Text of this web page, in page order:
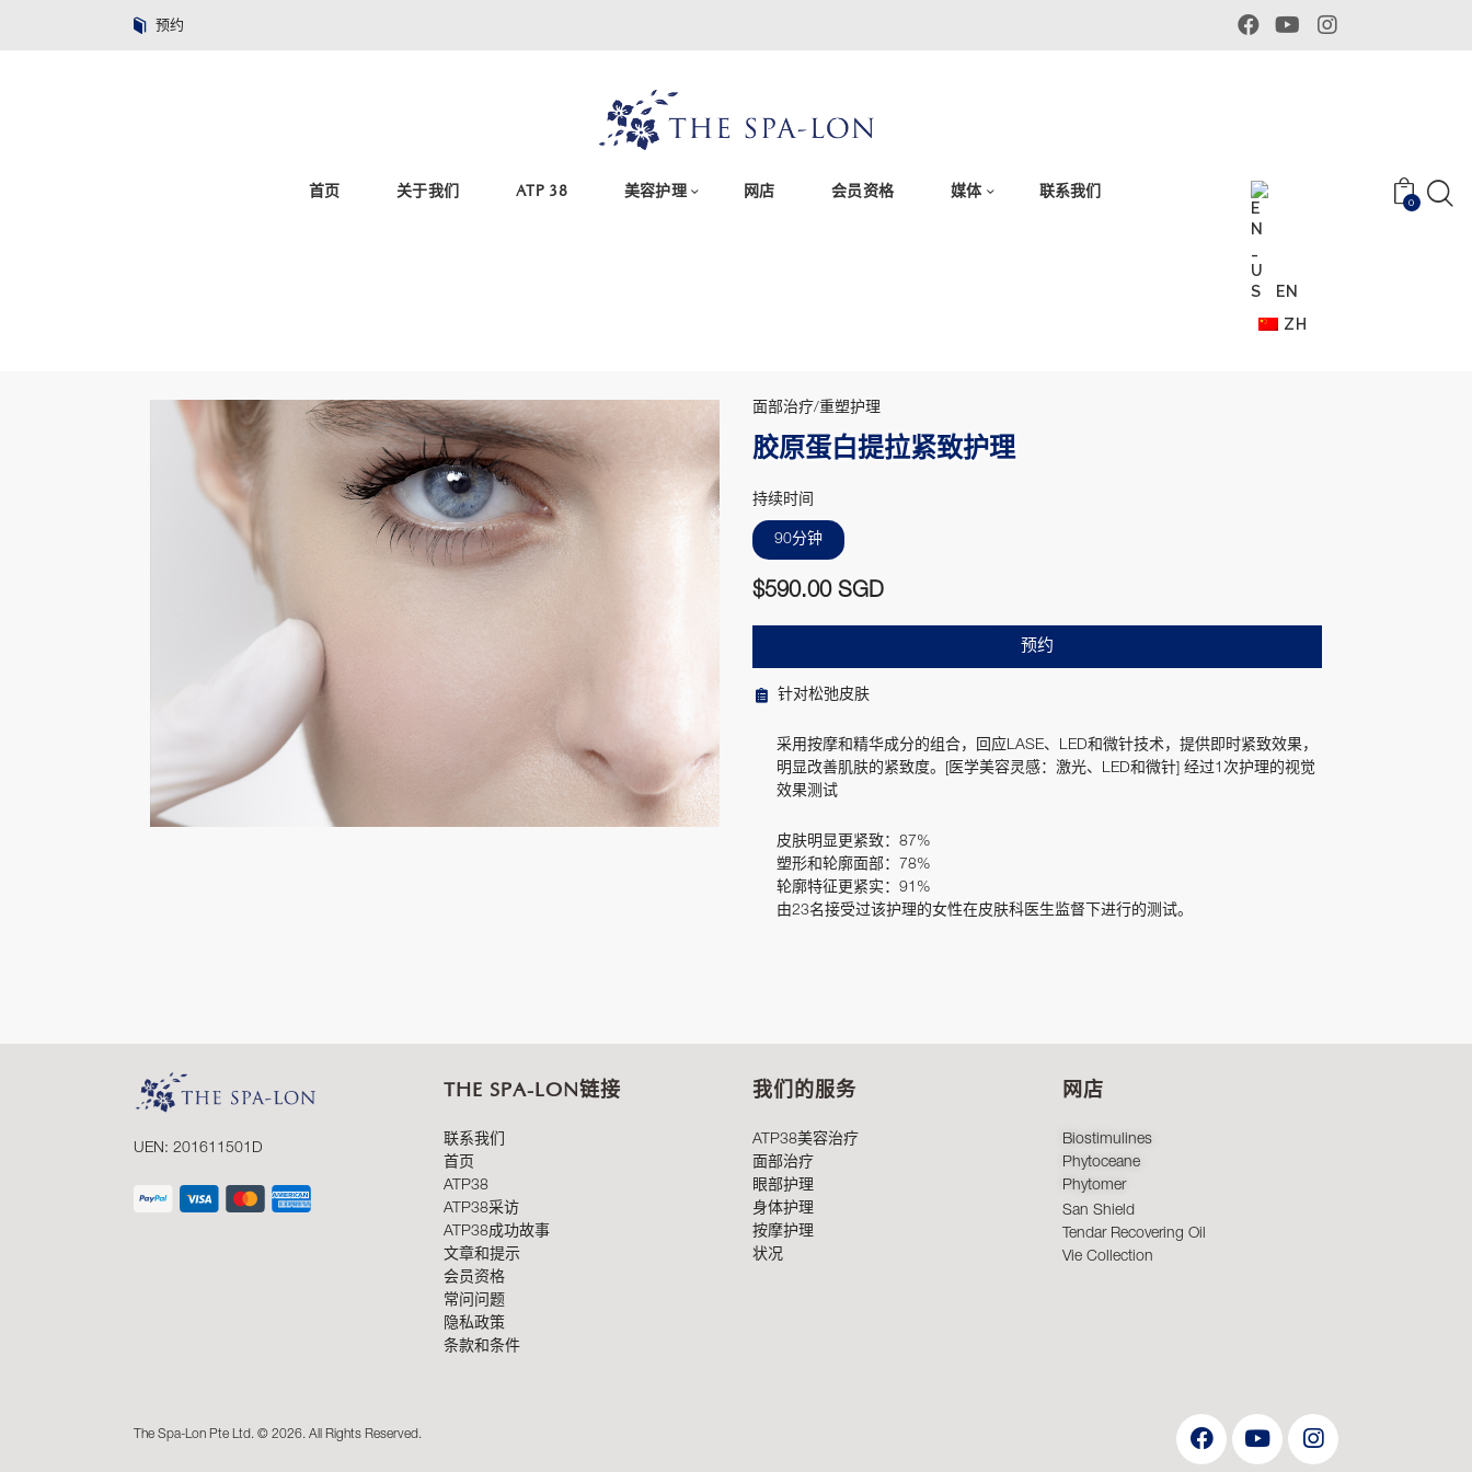
预约
首页 关于我们 ATP 38 美容护理 网店 会员资格 媒体 联系我们
EN
ZH
0
面部治疗/重塑护理
胶原蛋白提拉紧致护理
持续时间
90分钟
$590.00 SGD
预约
针对松弛皮肤
采用按摩和精华成分的组合，回应LASE、LED和微针技术，提供即时紧致效果，
明显改善肌肤的紧致度。[医学美容灵感：激光、LED和微针] 经过1次护理的视觉
效果测试
皮肤明显更紧致：87%
塑形和轮廓面部：78%
轮廓特征更紧实：91%
由23名接受过该护理的女性在皮肤科医生监督下进行的测试。
UEN: 201611501D
THE SPA-LON链接
联系我们
首页
ATP38
ATP38采访
ATP38成功故事
文章和提示
会员资格
常问问题
隐私政策
条款和条件
我们的服务
ATP38美容治疗
面部治疗
眼部护理
身体护理
按摩护理
状况
网店
Biostimulines
Phytoceane
Phytomer
San Shield
Tendar Recovering Oil
Vie Collection
The Spa-Lon Pte Ltd. © 2026. All Rights Reserved.